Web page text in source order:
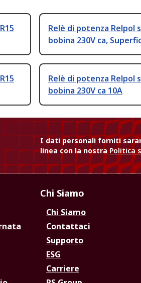
Relè di potenza Relpol
bobina 230V ca,
Relè di potenza Relpol
bobina 230V ca 10A
I dati personali forniti
linea con la nostraPolitica
Chi Siamo
Chi Siamo
Contattaci
Supporto
ESG
Carriere